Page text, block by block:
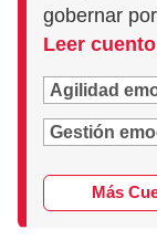
gobernar
Leer cuento
Agilidad
Gestión
Más